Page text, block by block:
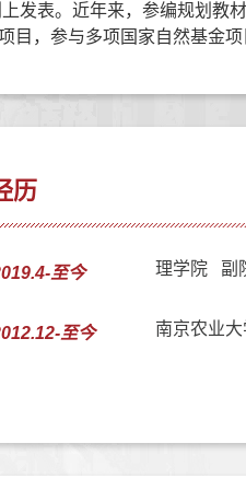
发表。近年来，参编规划教
，参与多项国家自然基金项
历
至今 理学院 副
至今 南京农业